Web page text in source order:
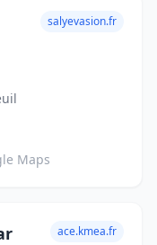
salyevasion.fr
Maps
ace.kmea.fr